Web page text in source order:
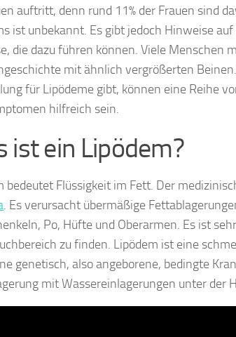
auftritt, denn rund 11% der Frauen sind
ist unbekannt. Es gibt jedoch Hinweise
die dazu führen können. Viele Menschen
mit ähnlich vergrößerten
für Lipödeme gibt, können eine Reihe
hilfreich sein.
ist ein Lipödem?
bedeutet Flüssigkeit im Fett. Der
. Es verursacht übermäßige
Po, Hüfte und Oberarmen. Es ist
zu finden. Lipödem ist eine
genetisch, also angeborene, bedingte
mit Wassereinlagerungen unter der